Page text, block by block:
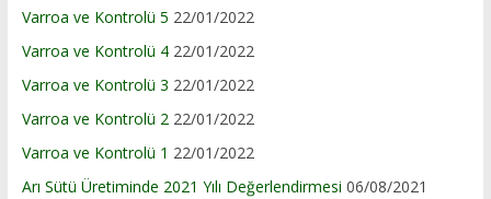
Varroa ve Kontrolü 5 22/01/2022
Varroa ve Kontrolü 4 22/01/2022
Varroa ve Kontrolü 3 22/01/2022
Varroa ve Kontrolü 2 22/01/2022
Varroa ve Kontrolü 1 22/01/2022
Arı Sütü Üretiminde 2021 Yılı Değerlendirmesi 06/08/2021